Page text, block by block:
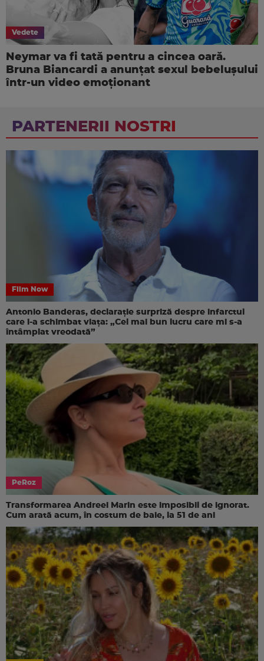
Vedete
Neymar va fi tată pentru a cincea oară.
Bruna Biancardi a anunțat sexul bebelușului
într-un video emoționant
PARTENERII NOSTRI
Film Now
Antonio Banderas, declarație surpriză despre infarctul
care i-a schimbat viața: „Cel mai bun lucru care mi s-a
întâmplat vreodată”
PeRoz
Transformarea Andreei Marin este imposibil de ignorat.
Cum arată acum, în costum de baie, la 51 de ani